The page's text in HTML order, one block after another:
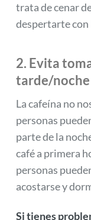
trata de cenar
despertarte con
2. Evita
tarde/noche
La cafeína no
personas
parte de la
café a primera
personas
acostarse y
Si tienes